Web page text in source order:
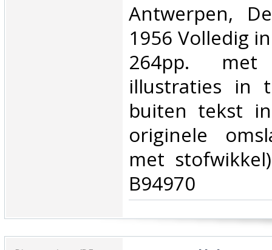
‎Antwerpen,
1956 Volledig
264pp.
illustraties in
buiten tekst
originele
met
B94970‎